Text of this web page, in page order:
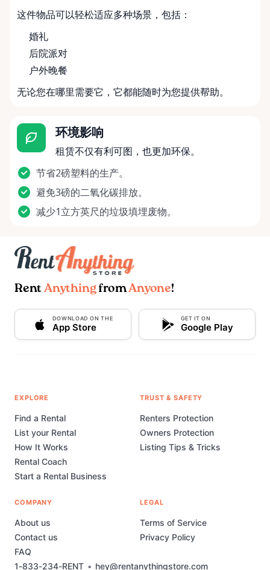
这件物品可以轻松适应多种场景，包括：
婚礼
后院派对
户外晚餐
无论您在哪里需要它，它都能随时为您提供帮助。
环境影响
租赁不仅有利可图，也更加环保。
节省2磅塑料的生产。
避免3磅的二氧化碳排放。
减少1立方英尺的垃圾填埋废物。
Rent AnythingfromAnyone!
DOWNLOAD ON THE
App Store
GET IT ON
Google Play
1-833-234-RENT • hey@rentanythingstore.com
EXPLORE
Find a Rental
List your Rental
How It Works
Rental Coach
Start a Rental Business
TRUST & SAFETY
Renters Protection
Owners Protection
Listing Tips & Tricks
COMPANY
About us
Contact us
FAQ
LEGAL
Terms of Service
Privacy Policy